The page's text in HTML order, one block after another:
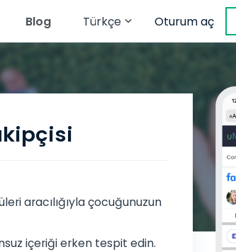
Okuyun
İzle
İzle
Blog Türkçe
Français
Español
Português
Oturum aç
aracılığıyla çocuğunuzun
içeriği erken tespit edin.